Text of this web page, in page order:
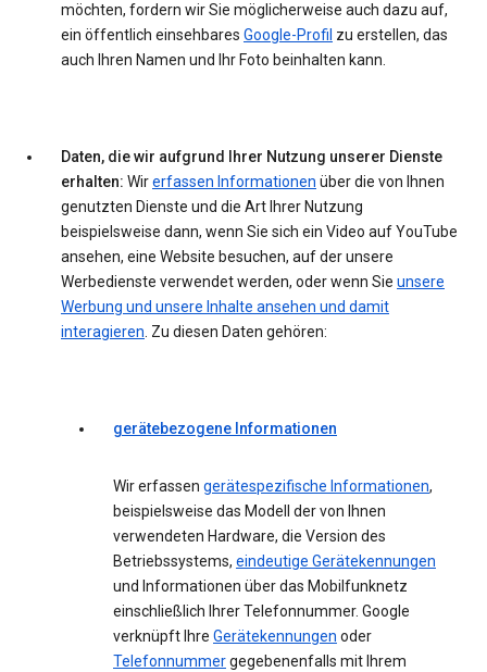
möchten, fordern wir Sie möglicherweise auch dazu auf,
ein öffentlich einsehbares Google-Profil zu erstellen, das
auch Ihren Namen und Ihr Foto beinhalten kann.
Daten, die wir aufgrund Ihrer Nutzung unserer Dienste
erhalten: Wirerfassen Informationen über die von Ihnen
genutzten Dienste und die Art Ihrer Nutzung
beispielsweise dann, wenn Sie sich ein Video auf YouTube
ansehen, eine Website besuchen, auf der unsere
Werbedienste verwendet werden, oder wenn Sie unsere
Werbung und unsere Inhalte ansehen und damit
interagieren. Zu diesen Daten gehören:
gerätebezogene Informationen
Wir erfassen gerätespezifische Informationen,
beispielsweise das Modell der von Ihnen
verwendeten Hardware, die Version des
Betriebssystems, eindeutige Gerätekennungen
und Informationen über das Mobilfunknetz
einschließlich Ihrer Telefonnummer. Google
verknüpft Ihre Gerätekennungen oder
Telefonnummergegebenenfalls mit Ihrem